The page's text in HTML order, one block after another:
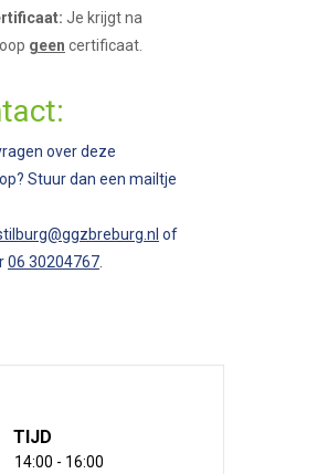
Je krijgt na
geen certificaat.
over deze
Stuur dan een mailtje
of
06 30204767
TIJD
14:00 - 16:00